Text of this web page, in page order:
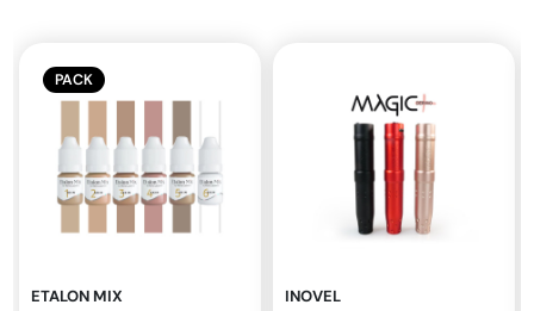
PACK
ETALON MIX INOVEL